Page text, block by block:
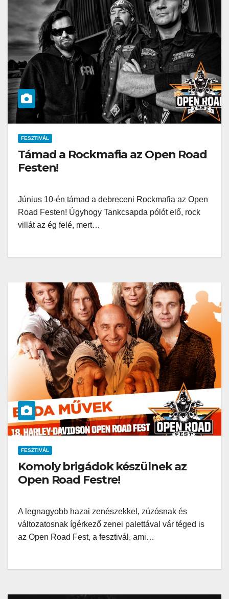
FESZTIVÁL
Támad a Rockmafia az Open Road
Festen!
Június 10-én támad a debreceni Rockmafia az Open
Road Festen! Úgyhogy Tankcsapda pólót elő, rock
villát az ég felé, mert…
FESZTIVÁL
Komoly brigádok készülnek az
Open Road Festre!
A legnagyobb hazai zenészekkel, zúzósnak és
változatosnak ígérkező zenei palettával vár téged is
az Open Road Fest, a fesztivál, ami…